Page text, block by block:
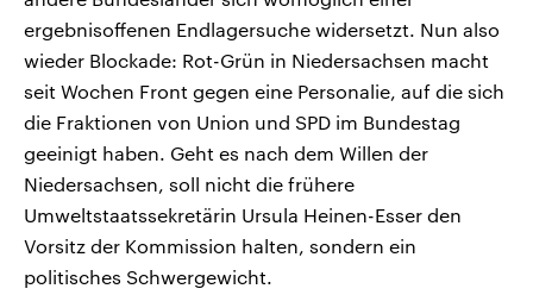
ergebnisoffenen Endlagersuche widersetzt. Nun also
wieder Blockade: Rot-Grün in Niedersachsen macht
seit Wochen Front gegen eine Personalie, auf die sich
die Fraktionen von Union und SPD im Bundestag
geeinigt haben. Geht es nach dem Willen der
Niedersachsen, soll nicht die frühere
Umweltstaatssekretärin Ursula Heinen-Esser den
Vorsitz der Kommission halten, sondern ein
politisches Schwergewicht.